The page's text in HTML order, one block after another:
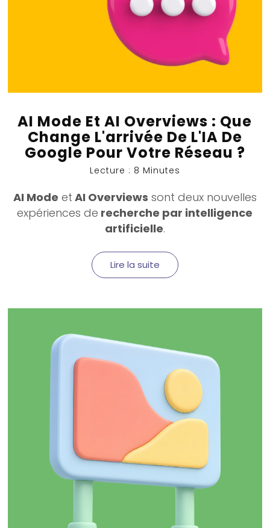
AI Mode Et AI Overviews : Que
Change L'arrivée De L'IA De
Google Pour Votre Réseau ?
Lecture : 8 Minutes
AI Mode et AI Overviews sont deux nouvelles
expériences de recherche par intelligence
artificielle.
Lire la suite